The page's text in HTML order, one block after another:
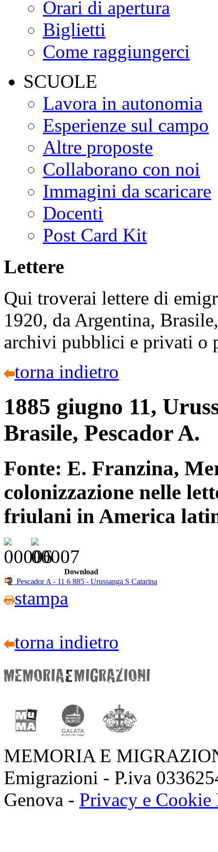
Orari di apertura
Biglietti
Come raggiungerci
SCUOLE
Lavora in autonomia
Esperienze sul campo
Altre proposte
Collaborano con noi
Immagini da scaricare
Docenti
Post Card Kit
Lettere
Qui troverai lettere di
1920, da Argentina,
archivi pubblici e privati o
torna indietro
1885 giugno 11,
Brasile, Pescador A.
Fonte: E. Franzina,
colonizzazione nelle
friulani in America
Download
Pescador A - 11 6 885 - Urussanga S Catarina
stampa
torna indietro
MEMORIA E
Emigrazioni - P.iva
Genova - Privacy e Cookie